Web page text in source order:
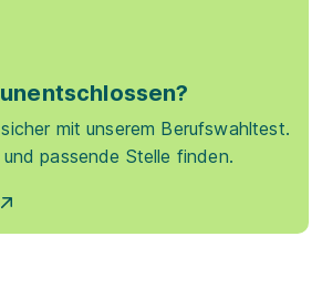
mit unserem Berufswahltest.
passende Stelle finden.